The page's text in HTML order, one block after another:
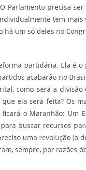
Parlamento precisa
tem mais
há um só deles no
partidária. Ela é
acabarão no
como será a
ela será feita? Os
ficará o Maranhão:
buscar recursos
uma revolução (a
sempre, por razões